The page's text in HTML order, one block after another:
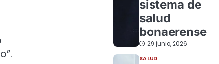
sistema de
salud
bonaerense
29 junio, 2026
SALUD